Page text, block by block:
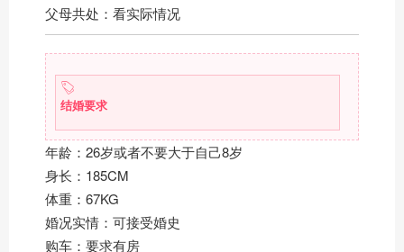
父母共处：看实际情况
结婚要求
年龄：26岁或者不要大于自己8岁
身长：185CM
体重：67KG
婚况实情：可接受婚史
购车：要求有房